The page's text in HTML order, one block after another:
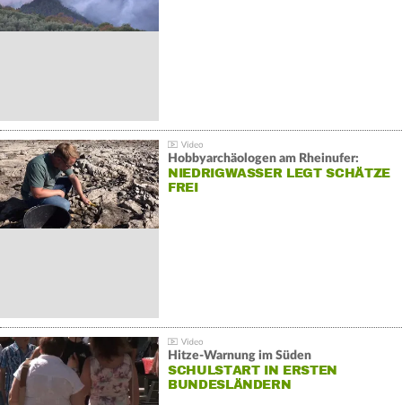
Hobbyarchäologen am Rheinufer:
NIEDRIGWASSER LEGT SCHÄTZE
FREI
Hitze-Warnung im Süden
SCHULSTART IN ERSTEN
BUNDESLÄNDERN